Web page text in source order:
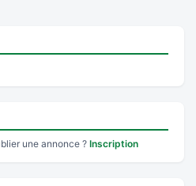
une annonce ? Inscription